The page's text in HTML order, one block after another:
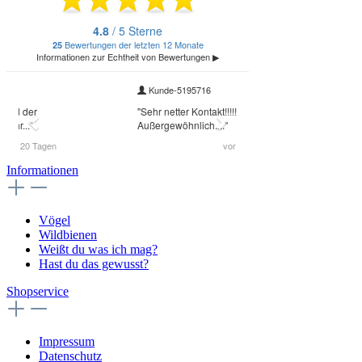
Informationen
Vögel
Wildbienen
Weißt du was ich mag?
Hast du das gewusst?
Shopservice
Impressum
Datenschutz